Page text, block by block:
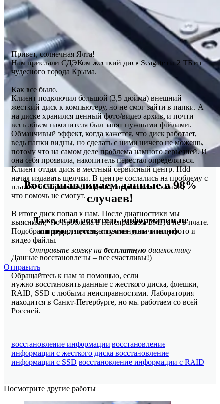
Восстанавливаем данные в 98%
случаев!
Даже, если носитель информации не
определяется, стучит или пищит.
Отправьте заявку на бесплатную диагностику
Отправить
Привет, солнечная Ялта!
Нам прислали СДЭКом жесткий диск Seagate на 2 ТБ из
чудесного города Крыма.
Как все было.
Клиент подключил большой (3,5 дюйма) внешний
жесткий диск к компьютеру, но не смог зайти в папки. А
на диске хранился ценный фото/видео архив, и почти
весь объем накопителя был занят нужными файлами.
Обманчивый эффект, когда кажется, что диск работает,
ведь папки видны, но сделать с ними ничего не можешь,
потому что на самом деле проблема намного серьезней. И
она себя проявила, накопитель перестал определяться.
Клиент отдал диск в местный сервисный центр. Hdd
начал издавать щелчки. В центре сослались на проблему с
платой электроники, но донор не нашли и сказали,
что помочь не смогут.
В итоге диск попал к нам. После диагностики мы
выяснили, что проблема в неисправном БМГ, а не в плате.
Подобрали донор, произвели замену, вычитали фото и
видео файлы.
Данные восстановлены – все счастливы!)
Обращайтесь к нам за помощью, если
нужно восстановить данные с жесткого диска, флешки,
RAID, SSD с любыми неисправностями. Лаборатория
находится в Санкт-Петербурге, но мы работаем со всей
Россией.
восстановление информации восстановление
информации с жесткого диска восстановление
информации с SSD восстановление информации с RAID
Посмотрите другие работы